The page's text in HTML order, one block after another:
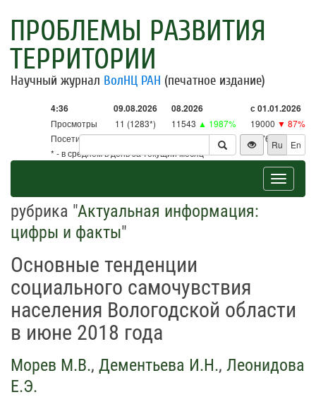
ПРОБЛЕМЫ РАЗВИТИЯ
ТЕРРИТОРИИ
Научный журнал ВолНЦ РАН (печатное издание)
4:36 09.08.2026 08.2026 с 01.01.2026
Просмотры 11 (1283*) 11543 ▲ 1987% 19000 ▼ 87%
Посетители
11 (1259*) 11327▲ 2656% 18761▼ 86%
* - в среднем в день за текущий месяц
Ru En
Toggle
рубрика "Актуальная информация:
цифры и факты"
Основные тенденции
социального самочувствия
населения Вологодской области
в июне 2018 года
Морев М.В., Дементьева И.Н., Леонидова
Е.Э.